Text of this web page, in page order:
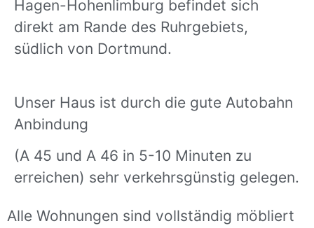
Hagen-Hohenlimburg befindet sich
direkt am Rande des Ruhrgebiets,
südlich von Dortmund.
Unser Haus ist durch die gute Autobahn
Anbindung
(A 45 und A 46 in 5-10 Minuten zu
erreichen) sehr verkehrsgünstig gelegen.
Alle Wohnungen sind vollständig möbliert